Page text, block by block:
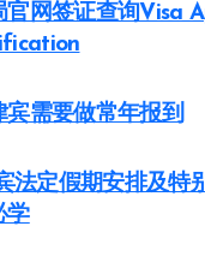
官网签证查询Visa
宾需要做常年报到
法定假期安排及特
学